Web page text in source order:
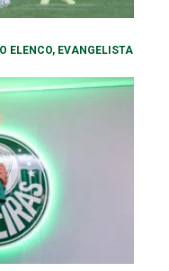
ELENCO, EVANGELISTA